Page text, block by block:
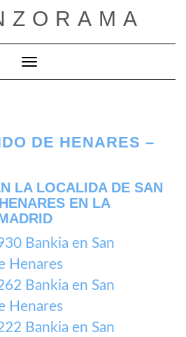
Cambiar modo de navegación
DE HENARES –
LA LOCALIDA DE SAN
EN LA
Bankia en San
Henares
Bankia en San
Henares
Bankia en San